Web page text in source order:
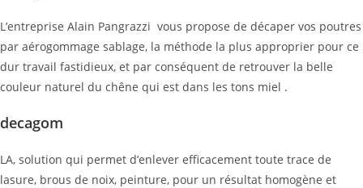
L’entreprise Alain Pangrazzi vous propose de décaper vos poutres
par aérogommage sablage, la méthode la plus approprier pour ce
dur travail fastidieux, et par conséquent de retrouver la belle
couleur naturel du chêne qui est dans les tons miel .
decagom
LA, solution qui permet d’enlever efficacement toute trace de
lasure, brous de noix, peinture, pour un résultat homogène et